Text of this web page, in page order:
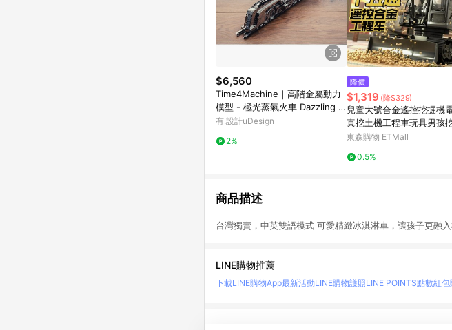
$6,560
Time4Machine｜高階金屬動力
模型 - 極光蒸氣火車 Dazzling S
teamliner
有.設計uDesign
2%
降價
$1,319 (降$329)
兒童大號合金遙控挖掘機
真挖土機工程車玩具男孩
土機
東森購物 ETMall
0.5%
商品描述
台灣獨賣，中英雙語模式 可愛精緻冰淇淋車，讓孩子更融
LINE購物推薦
下載LINE購物App最新活動LINE購物護照LINE POINTS點數紅包